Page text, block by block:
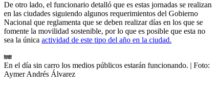
De otro lado, el funcionario detalló que es estas jornadas se realizan
en las ciudades siguiendo algunos requerimientos del Gobierno
Nacional que reglamenta que se deben realizar días en los que se
fomente la movilidad sostenible, por lo que es posible que esta no
sea la única actividad de este tipo del año en la ciudad.
En el día sin carro los medios públicos estarán funcionando. | Foto:
Aymer Andrés Álvarez